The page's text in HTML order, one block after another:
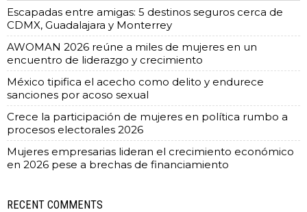
Escapadas entre amigas: 5 destinos seguros cerca de
CDMX, Guadalajara y Monterrey
AWOMAN 2026 reúne a miles de mujeres en un
encuentro de liderazgo y crecimiento
México tipifica el acecho como delito y endurece
sanciones por acoso sexual
Crece la participación de mujeres en política rumbo a
procesos electorales 2026
Mujeres empresarias lideran el crecimiento económico
en 2026 pese a brechas de financiamiento
RECENT COMMENTS